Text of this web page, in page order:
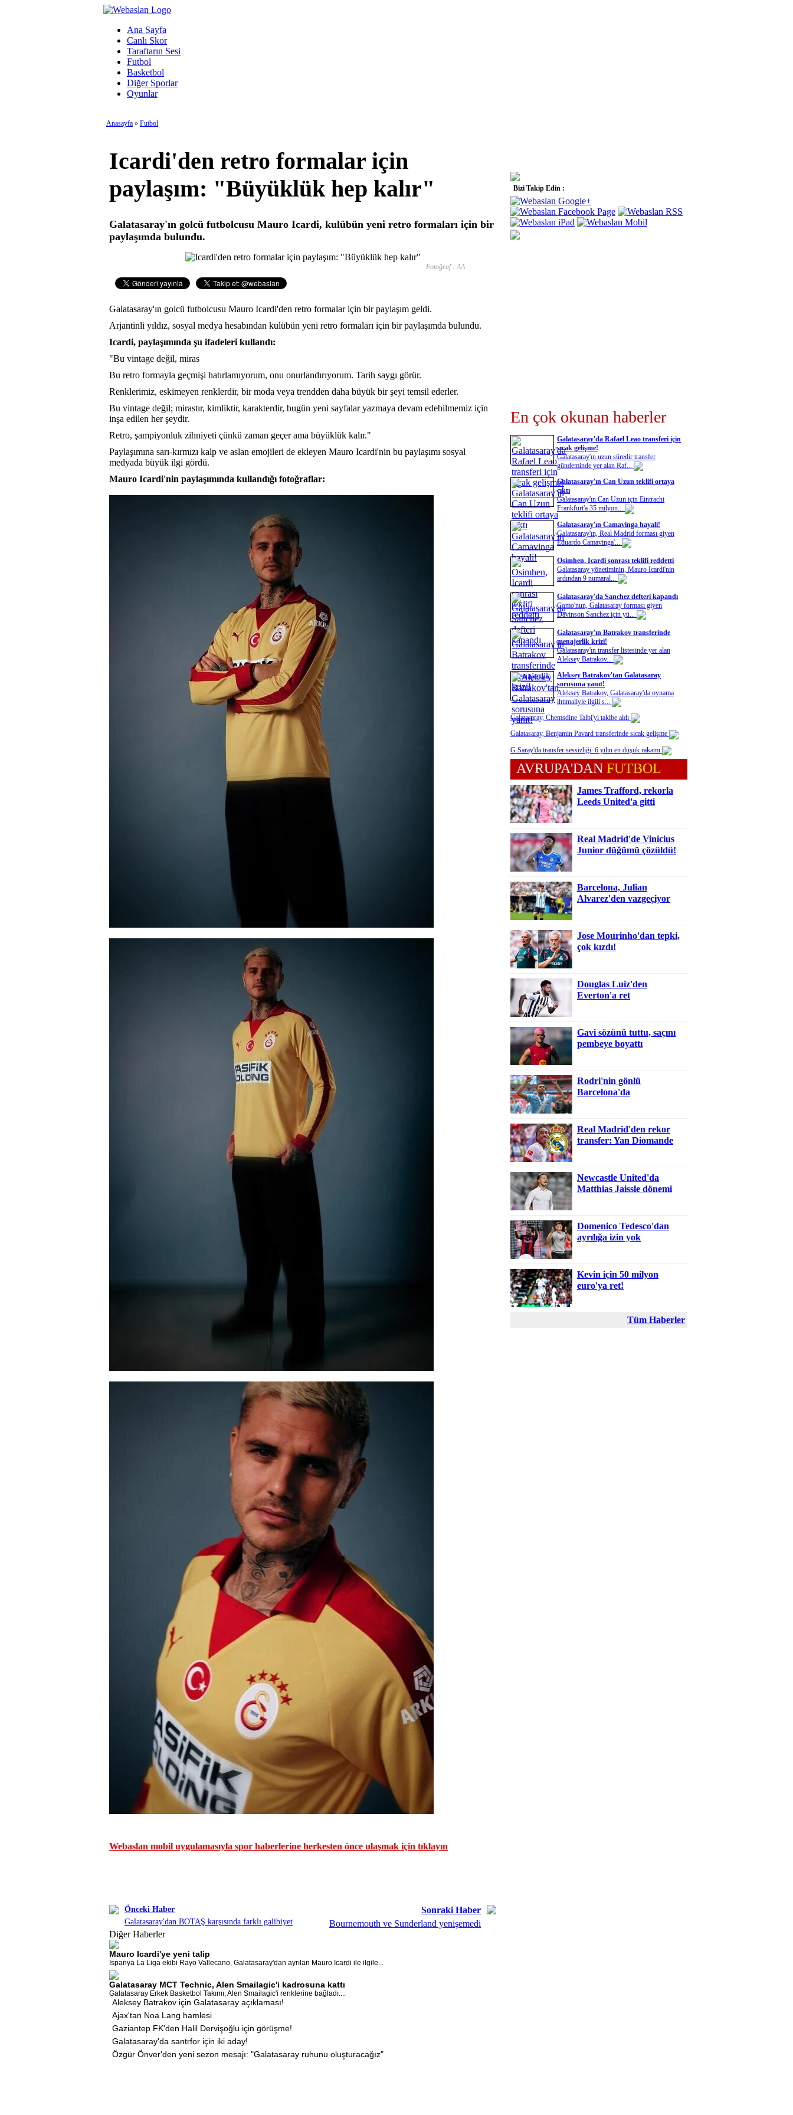
Ana Sayfa
Canlı Skor
Taraftarın Sesi
Futbol
Basketbol
Diğer Sporlar
Oyunlar
Anasayfa » Futbol
Icardi'den retro formalar için
paylaşım: "Büyüklük hep kalır"
Galatasaray'ın golcü futbolcusu Mauro Icardi, kulübün yeni retro formaları için bir
paylaşımda bulundu.
Fotoğraf : AA
Galatasaray'ın golcü futbolcusu Mauro Icardi'den retro formalar için bir paylaşım geldi.
Arjantinli yıldız, sosyal medya hesabından kulübün yeni retro formaları için bir paylaşımda bulundu.
Icardi, paylaşımında şu ifadeleri kullandı:
"Bu vintage değil, miras
Bu retro formayla geçmişi hatırlamıyorum, onu onurlandırıyorum. Tarih saygı görür.
Renklerimiz, eskimeyen renklerdir, bir moda veya trendden daha büyük bir şeyi temsil ederler.
Bu vintage değil; mirastır, kimliktir, karakterdir, bugün yeni sayfalar yazmaya devam edebilmemiz için
inşa edilen her şeydir.
Retro, şampiyonluk zihniyeti çünkü zaman geçer ama büyüklük kalır."
Paylaşımına sarı-kırmızı kalp ve aslan emojileri de ekleyen Mauro Icardi'nin bu paylaşımı sosyal
medyada büyük ilgi gördü.
Mauro Icardi'nin paylaşımında kullandığı fotoğraflar:
Webaslan mobil uygulamasıyla spor haberlerine herkesten önce ulaşmak için tıklayın
Önceki Haber
Galatasaray'dan BOTAŞ karşısında farklı galibiyet
Sonraki Haber
Bournemouth ve Sunderland yenişemedi
Diğer Haberler
Mauro Icardi'ye yeni talip
İspanya La Liga ekibi Rayo Vallecano, Galatasaray'dan ayrılan Mauro Icardi ile ilgile...
Galatasaray MCT Technic, Alen Smailagic'i kadrosuna kattı
Galatasaray Erkek Basketbol Takımı, Alen Smailagic'i renklerine bağladı....
Aleksey Batrakov için Galatasaray açıklaması!
Ajax'tan Noa Lang hamlesi
Gaziantep FK'den Halil Dervişoğlu için görüşme!
Galatasaray'da santrfor için iki aday!
Özgür Önver'den yeni sezon mesajı: "Galatasaray ruhunu oluşturacağız"
Bizi Takip Edin :
En çok okunan haberler
Galatasaray'da Rafael Leao transferi için
sıcak gelişme!
Galatasaray'ın uzun süredir transfer
gündeminde yer alan Raf...
Galatasaray'ın Can Uzun teklifi ortaya
çıktı
Galatasaray'ın Can Uzun için Eintracht
Frankfurt'a 35 milyon...
Galatasaray'ın Camavinga hayali!
Galatasaray'ın, Real Madrid forması giyen
Eduardo Camavinga'...
Osimhen, Icardi sonrası teklifi reddetti
Galatasaray yönetiminin, Mauro Icardi'nin
ardından 9 numaral...
Galatasaray'da Sanchez defteri kapandı
Como'nun, Galatasaray forması giyen
Davinson Sanchez için yü...
Galatasaray'ın Batrakov transferinde
menajerlik krizi!
Galatasaray'ın transfer listesinde yer alan
Aleksey Batrakov...
Aleksey Batrakov'tan Galatasaray
sorusuna yanıt!
Aleksey Batrakov, Galatasaray'da oynama
ihtimaliyle ilgili s...
Galatasaray, Chemsdine Talbi'yi takibe aldı
Galatasaray, Benjamin Pavard transferinde sıcak gelişme
G.Saray'da transfer sessizliği: 6 yılın en düşük rakamı
AVRUPA'DAN FUTBOL
James Trafford, rekorla
Leeds United'a gitti
Real Madrid'de Vinicius
Junior düğümü çözüldü!
Barcelona, Julian
Alvarez'den vazgeçiyor
Jose Mourinho'dan tepki,
çok kızdı!
Douglas Luiz'den
Everton'a ret
Gavi sözünü tuttu, saçını
pembeye boyattı
Rodri'nin gönlü
Barcelona'da
Real Madrid'den rekor
transfer: Yan Diomande
Newcastle United'da
Matthias Jaissle dönemi
Domenico Tedesco'dan
ayrılığa izin yok
Kevin için 50 milyon
euro'ya ret!
Tüm Haberler